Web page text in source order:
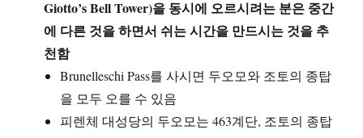
Giotto’s Bell Tower)을 동시에 오르시려는 분은 중간
에 다른 것을 하면서 쉬는 시간을 만드시는 것을 추
천함
Brunelleschi Pass를 사시면 두오모와 조토의 종탑
을 모두 오를 수 있음
피렌체 대성당의 두오모는 463계단, 조토의 종탑